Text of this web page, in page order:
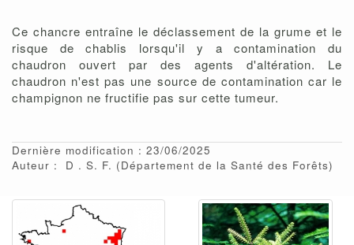
Ce chancre entraîne le déclassement de la grume et le
risque de chablis lorsqu'il y a contamination du
chaudron ouvert par des agents d'altération. Le
chaudron n'est pas une source de contamination car le
champignon ne fructifie pas sur cette tumeur.
Dernière modification : 23/06/2025
Auteur :
D S. F. (Département de la Santé des Forêts)